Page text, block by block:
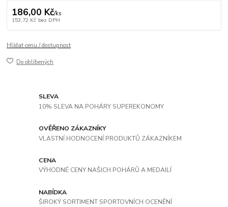
186,00 Kč/ks
153,72 Kč bez DPH
Hlídat cenu / dostupnost
Do oblíbených
SLEVA
10% SLEVA NA POHÁRY SUPEREKONOMY
OVĚŘENO ZÁKAZNÍKY
VLASTNÍ HODNOCENÍ PRODUKTŮ ZÁKAZNÍKEM
CENA
VÝHODNÉ CENY NAŠICH POHÁRŮ A MEDAILÍ
NABÍDKA
ŠIROKÝ SORTIMENT SPORTOVNÍCH OCENĚNÍ